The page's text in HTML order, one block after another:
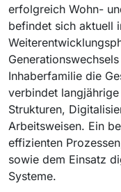
erfolgreich Wohn-
befindet sich aktuell
Inhaberfamilie die
verbindet
Strukturen,
Arbeitsweisen. Ein
effizienten
sowie dem Einsatz
Systeme.